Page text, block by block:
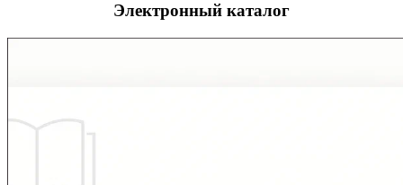
Электронный каталог